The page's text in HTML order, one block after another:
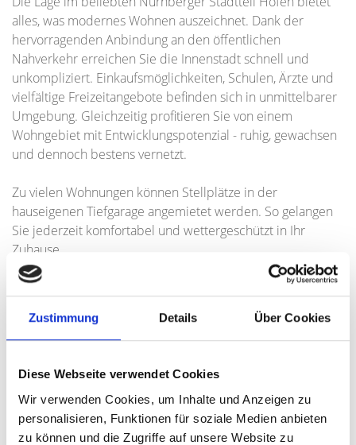
Zustimmung Details Über Cookies
Diese Webseite verwendet Cookies
Wir verwenden Cookies, um Inhalte und Anzeigen zu
personalisieren, Funktionen für soziale Medien anbieten
zu können und die Zugriffe auf unsere Website zu
alles, was modernes Wohnen auszeichnet. Dank der
hervorragenden Anbindung an den öffentlichen
Nahverkehr erreichen Sie die Innenstadt schnell und
unkompliziert. Einkaufsmöglichkeiten, Schulen, Ärzte und
vielfältige Freizeitangebote befinden sich in unmittelbarer
Umgebung. Gleichzeitig profitieren Sie von einem
Wohngebiet mit Entwicklungspotenzial - ruhig, gewachsen
und dennoch bestens vernetzt.
Zu vielen Wohnungen können Stellplätze in der
hauseigenen Tiefgarage angemietet werden. So gelangen
Sie jederzeit komfortabel und wettergeschützt in Ihr
Zuhause.
Ob Singles, Paare oder Familien - HÖFE-N bietet für
verschiedenste Lebenssituationen das passende
Mietangebot. Die Kombination aus hochwertiger
Bauqualität, energieeffizientem Konzept und attraktiver
Lage macht das Projekt zu einem idealen Wohnort für alle,
Wohnen legen.
Ansprechpartner